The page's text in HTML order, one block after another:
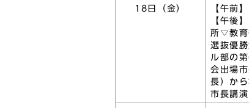
18日（金）
【午前
【午後
所▽教育
選抜優
ル部の
会出場
長）か
市長講